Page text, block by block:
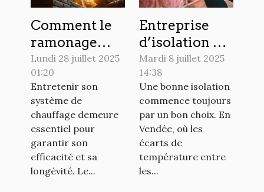
Comment le
ramonage
régulier peut
prolonger la
durée de vie
de votre
système de
chauffage ?
Lundi 28 juillet 2025
01:20
Entretenir son
système de
chauffage demeure
essentiel pour
garantir son
efficacité et sa
longévité. Le...
Entreprise
d’isolation en
Vendée :
comment
choisir le bon
prestataire ?
Mardi 8 juillet 2025
14:38
Une bonne isolation
commence toujours
par un bon choix. En
Vendée, où les
écarts de
température entre
les...